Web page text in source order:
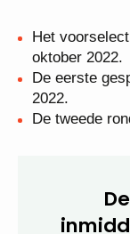
Het
oktober 2022.
De eerste
2022.
De tweede